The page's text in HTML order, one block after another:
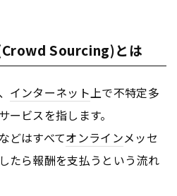
Sourcing)とは
インターネット上で不特定多
ビスを指します。
どはすべてオンラインメッセ
たら報酬を支払うという流れ